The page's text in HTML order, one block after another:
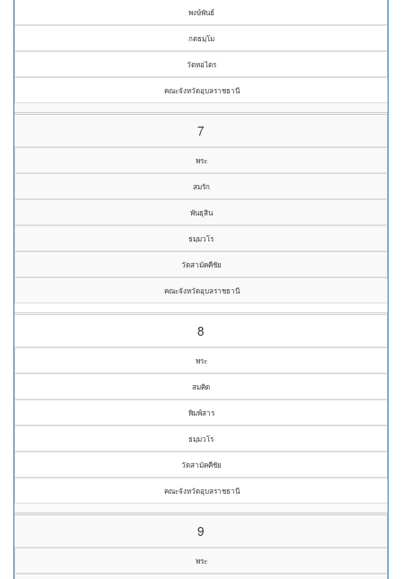
พงษ์พันธ์
กตธมฺโม
วัดหอไตร
คณะจังหวัดอุบลราชธานี
7
พระ
สมรัก
พันธุสิน
ธมฺมวโร
วัดสามัคคีชัย
คณะจังหวัดอุบลราชธานี
8
พระ
สมคิด
พิมพ์สาร
ธมฺมวโร
วัดสามัคคีชัย
คณะจังหวัดอุบลราชธานี
9
พระ